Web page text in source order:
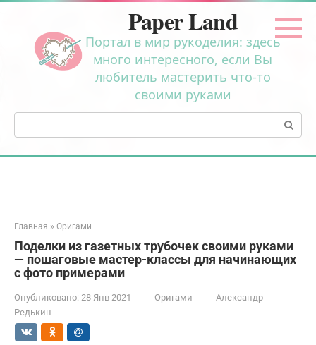
Перейти
контенту
Paper Land
Портал в мир рукоделия: здесь
много интересного, если Вы
любитель мастерить что-то
своими руками
Поиск:
Главная » Оригами
Поделки из газетных трубочек своими руками
— пошаговые мастер-классы для начинающих
с фото примерами
Опубликовано: 28 Янв 2021 Оригами
Александр
Редькин